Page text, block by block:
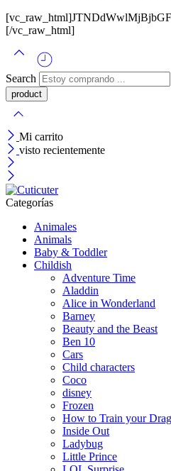
[/vc_raw_html]
Search
Mi carrito
visto recientemente
Categorías
Animales
Animals
Baby & Toddler
Childish
Adventure Time
Aladdin
Alice in Wonderland
Barney
Beauty and the Beast
Ben 10
Cars
Child characters
Coco
disney
Frozen
How to Train your
Inside Out
Ladybug
Little Prince